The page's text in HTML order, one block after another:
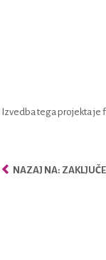
Izvedba tega projekta je
NAZAJ NA: